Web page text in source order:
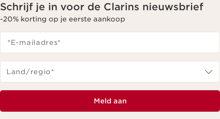
Schrijf je in voor de Clarins nieuwsbrief
-20% korting op je eerste aankoop
*E-mailadres*
Land/regio*
Meld aan